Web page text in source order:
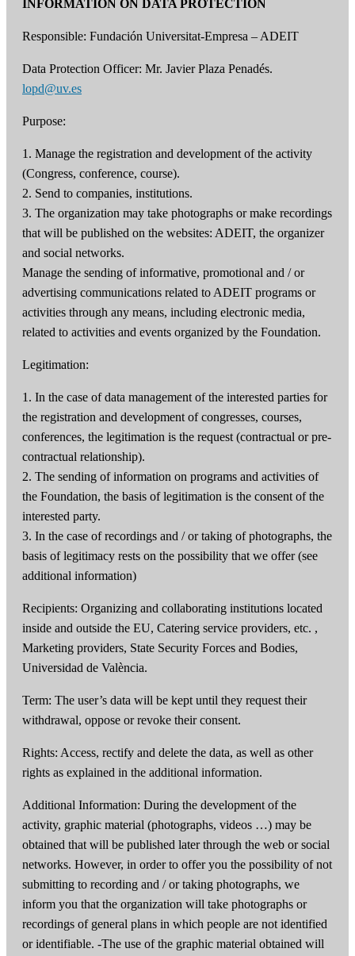
INFORMATION ON DATA PROTECTION
Responsible: Fundación Universitat-Empresa – ADEIT
Data Protection Officer: Mr. Javier Plaza Penadés.
lopd@uv.es
Purpose:
1. Manage the registration and development of the activity
(Congress, conference, course).
2. Send to companies, institutions.
3. The organization may take photographs or make recordings
that will be published on the websites: ADEIT, the organizer
and social networks.
Manage the sending of informative, promotional and / or
advertising communications related to ADEIT programs or
activities through any means, including electronic media,
related to activities and events organized by the Foundation.
Legitimation:
1. In the case of data management of the interested parties for
the registration and development of congresses, courses,
conferences, the legitimation is the request (contractual or pre-
contractual relationship).
2. The sending of information on programs and activities of
the Foundation, the basis of legitimation is the consent of the
interested party.
3. In the case of recordings and / or taking of photographs, the
basis of legitimacy rests on the possibility that we offer (see
additional information)
Recipients: Organizing and collaborating institutions located
inside and outside the EU, Catering service providers, etc. ,
Marketing providers, State Security Forces and Bodies,
Universidad de València.
Term: The user’s data will be kept until they request their
withdrawal, oppose or revoke their consent.
Rights: Access, rectify and delete the data, as well as other
rights as explained in the additional information.
Additional Information: During the development of the
activity, graphic material (photographs, videos …) may be
obtained that will be published later through the web or social
networks. However, in order to offer you the possibility of not
submitting to recording and / or taking photographs, we
inform you that the organization will take photographs or
recordings of general plans in which people are not identified
or identifiable. -The use of the graphic material obtained will